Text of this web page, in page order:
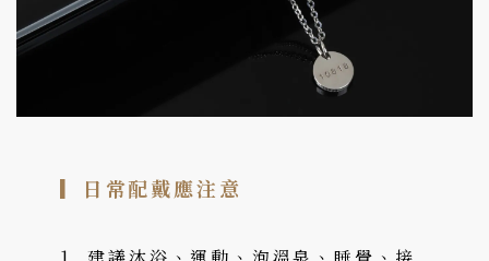
▎ 日常配戴應注意